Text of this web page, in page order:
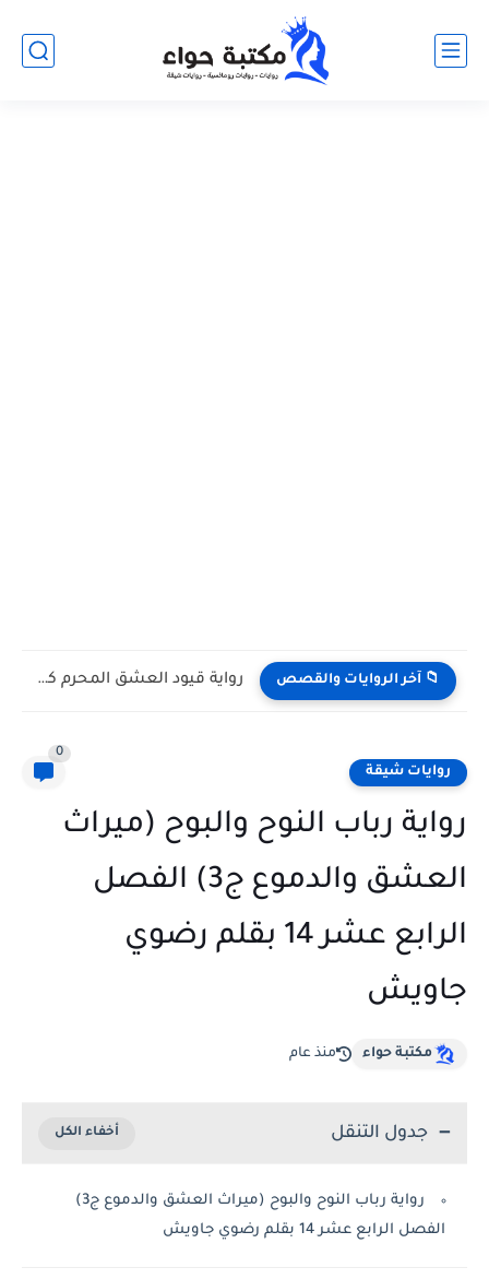
📁 آخر الروايات والقصص رواية قيود العشق المحرم كاملة وحصرية بقلم يوكا
روايات شيقة
0
رواية رباب النوح والبوح (ميراث
العشق والدموع ج3) الفصل
الرابع عشر 14 بقلم رضوي
جاويش
مكتبة حواء منذ عام
جدول التنقل
رواية رباب النوح والبوح (ميراث العشق والدموع ج3)
الفصل الرابع عشر 14 بقلم رضوي جاويش